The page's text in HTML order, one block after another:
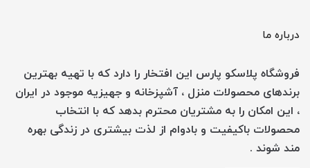
درباره ما
فروشگاه پلاسکو پارس این افتخار را دارد که با تهیه بهترین
برندهای محصولات منزل ، آشپزخانه و جهیزیه موجود در ایران
، این امکان را به مشتریان محترم بدهد که با انتخاب
محصولات باکیفیت و بادوام از لذت بیشتری در زندگی بهره
مند شوند .